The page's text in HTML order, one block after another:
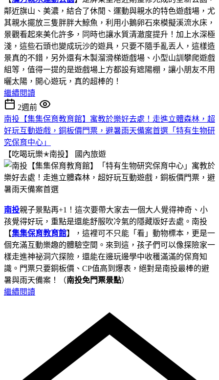
鄰近旗山、美濃，結合了休閒、運動與親水的特色遊戲場，尤
其親水擺放三隻胖胖大鯨魚，利用小鵝卵石來模擬溪流水床，
景觀看起來美化許多，同時也讓水質清澈度提升！加上水深極
淺，這些石頭也變成玩沙的遊具，只要不隨手亂丟人，這樣造
景真的不錯，另外還有木製溜滑梯遊戲場、小型山訓攀爬遊戲
組等，值得一提的是遊戲場上方都設有遮陽棚，讓小朋友不用
曬太陽，開心遊玩，真的超棒的！
繼續閱讀
2週前
南投【集集保育教育館】寓教於樂好去處！走進立體森林，超
好玩互動遊戲，銅板價門票，避暑雨天備案首選「特有生物研
究保育中心」
【吃喝玩樂✭南投】
國內旅遊
南投親子景點再+1！這次要帶大家去一個大人覺得神奇、小
孩覺得好玩，重點是還能舒服吹冷氣的隱藏版好去處。南投
【集集保育教育館】，這裡可不只能「看」動物標本，更是一
個充滿互動樂趣的體驗空間。來到這，孩子們可以像探險家一
樣走進神祕洞穴探險，還能在邊玩邊學中收穫滿滿的保育知
識。門票只要銅板價、CP值高到爆表，絕對是南投最棒的避
暑與雨天備案！（南投免門票景點）
繼續閱讀